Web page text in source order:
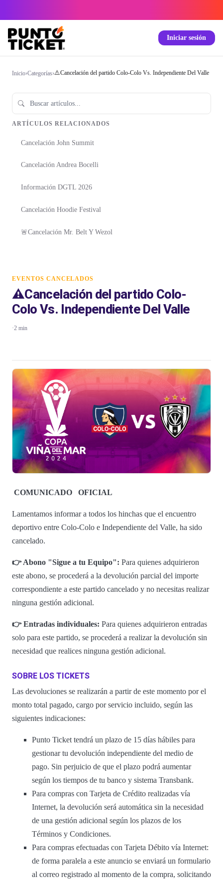
Iniciar sesión
Inicio›Categorías›⚠️Cancelación del partido Colo-Colo Vs. Independiente Del Valle
ARTÍCULOS RELACIONADOS
Cancelación John Summit
Cancelación Andrea Bocelli
Información DGTL 2026
Cancelación Hoodie Festival
🚨Cancelación Mr. Belt Y Wezol
EVENTOS CANCELADOS
⚠️Cancelación del partido Colo-
Colo Vs. Independiente Del Valle
·2 min
COMUNICADO OFICIAL
Lamentamos informar a todos los hinchas que el encuentro
deportivo entre Colo-Colo e Independiente del Valle, ha sido
cancelado.
👉 Abono "Sigue a tu Equipo": Para quienes adquirieron
este abono, se procederá a la devolución parcial del importe
correspondiente a este partido cancelado y no necesitas realizar
ninguna gestión adicional.
👉 Entradas individuales: Para quienes adquirieron entradas
solo para este partido, se procederá a realizar la devolución sin
necesidad que realices ninguna gestión adicional.
SOBRE LOS TICKETS
Las devoluciones se realizarán a partir de este momento por el
monto total pagado, cargo por servicio incluido, según las
siguientes indicaciones:
Punto Ticket tendrá un plazo de 15 días hábiles para
gestionar tu devolución independiente del medio de
pago. Sin perjuicio de que el plazo podrá aumentar
según los tiempos de tu banco y sistema Transbank.
Para compras con Tarjeta de Crédito realizadas vía
Internet, la devolución será automática sin la necesidad
de una gestión adicional según los plazos de los
Términos y Condiciones.
Para compras efectuadas con Tarjeta Débito vía Internet:
de forma paralela a este anuncio se enviará un formulario
al correo registrado al momento de la compra, solicitando